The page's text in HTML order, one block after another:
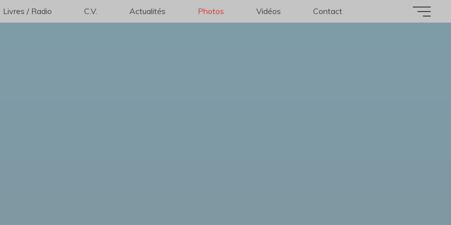
Livres / Radio C.V. Actualités Photos Vidéos Contact